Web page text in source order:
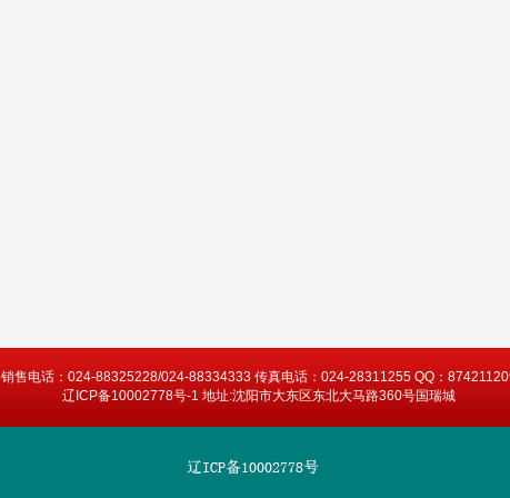
销售电话：024-88325228/024-88334333 传真电话：024-28311255 QQ：
辽ICP备10002778号-1 地址:沈阳市大东区东北大马路360号国瑞城